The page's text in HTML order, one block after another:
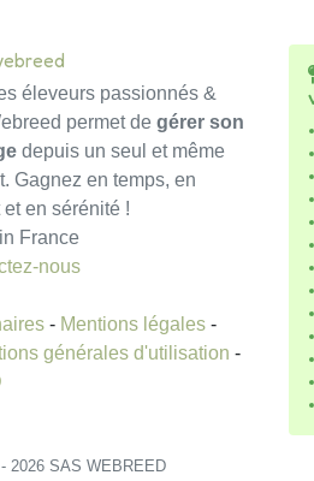
éleveurs passionnés &
permet de gérer son
depuis un seul et même
Gagnez en temps, en
et en sérénité !
France
nous
- Mentions légales -
générales d'utilisation -
2026 SAS WEBREED